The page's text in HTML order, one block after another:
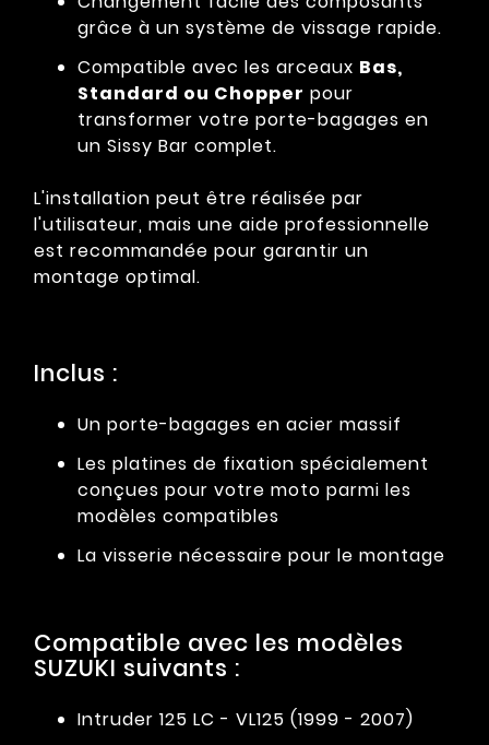
grâce à un système de vissage rapide.
Compatible avec les arceaux Bas,
Standard ou Chopper pour
transformer votre porte-bagages en
un Sissy Bar complet.
L'installation peut être réalisée par
l'utilisateur, mais une aide professionnelle
est recommandée pour garantir un
montage optimal.
Inclus :
Un porte-bagages en acier massif
Les platines de fixation spécialement
conçues pour votre moto parmi les
modèles compatibles
La visserie nécessaire pour le montage
Compatible avec les modèles
SUZUKI suivants :
Intruder 125 LC - VL125 (1999 - 2007)